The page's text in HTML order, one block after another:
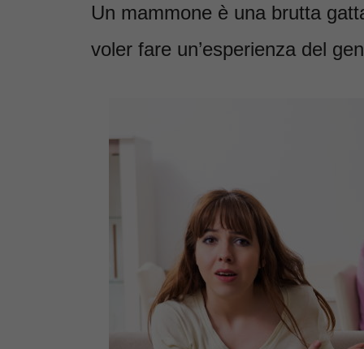
Un mammone è una brutta
voler fare un’esperienza del